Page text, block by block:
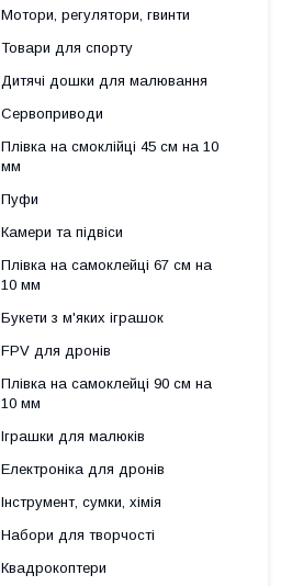
Мотори, регулятори, гвинти
Товари для спорту
Дитячі дошки для малювання
Сервоприводи
Плівка на смоклійці 45 см на 10
мм
Пуфи
Камери та підвіси
Плівка на самоклейці 67 см на
10 мм
Букети з м'яких іграшок
FPV для дронів
Плівка на самоклейці 90 см на
10 мм
Іграшки для малюків
Електроніка для дронів
Інструмент, сумки, хімія
Набори для творчості
Квадрокоптери